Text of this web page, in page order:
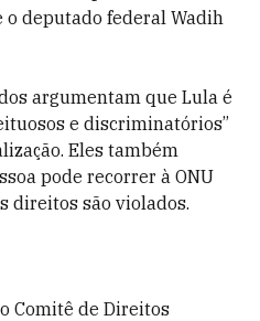
o deputado federal Wadih
argumentam que Lula é
e discriminatórios”
Eles também
pode recorrer à ONU
direitos são violados.
Comitê de Direitos